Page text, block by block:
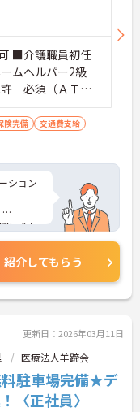
■介護職員初任
ムヘルパー2級
必須（ＡＴ限
険完備
交通費支給
ション
い合わ
紹介してもらう
更新日：2026年03月11日
医療法人羊蹄会
料駐車場完備★デ
〈正社員〉